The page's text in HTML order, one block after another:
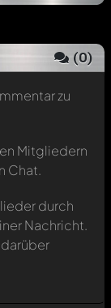
(0)
zu
Mitgliedern
Chat.
durch
Nachricht.